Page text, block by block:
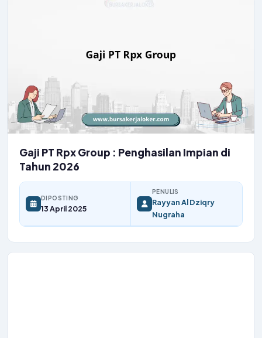
Gaji PT Rpx Group : Penghasilan Impian di
Tahun 2026
DIPOSTING
13 April 2025
PENULIS
Rayyan Al Dziqry
Nugraha